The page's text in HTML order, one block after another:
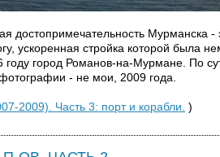
достопримечательность Мурманска -
ускоренная стройка которой была
году город Романов-на-Мурмане. По
- не мои, 2009 года.
2009). Часть 3: порт и корабли. )